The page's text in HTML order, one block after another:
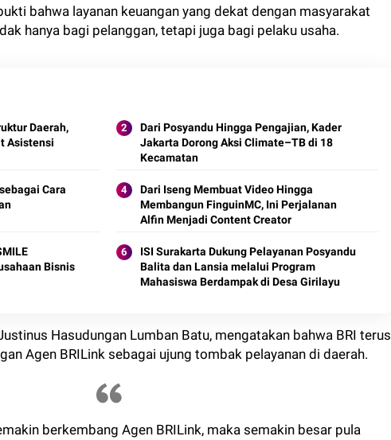
bahwa layanan keuangan yang dekat dengan masyarakat
hanya bagi pelanggan, tetapi juga bagi pelaku usaha.
Daerah,
Asistensi
Dari Posyandu Hingga Pengajian, Kader
Jakarta Dorong Aksi Climate–TB di 18
Kecamatan
Cara
Dari Iseng Membuat Video Hingga
Membangun FinguinMC, Ini Perjalanan
Alfin Menjadi Content Creator
Bisnis
ISI Surakarta Dukung Pelayanan Posyandu
Balita dan Lansia melalui Program
Mahasiswa Berdampak di Desa Girilayu
Hasudungan Lumban Batu, mengatakan bahwa BRI terus
Agen BRILink sebagai ujung tombak pelayanan di daerah.
berkembang Agen BRILink, maka semakin besar pula